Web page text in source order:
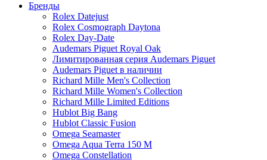
Бренды
Rolex Datejust
Rolex Cosmograph Daytona
Rolex Day-Date
Audemars Piguet Royal Oak
Лимитированная серия Audemars Piguet
Audemars Piguet в наличии
Richard Mille Men's Collection
Richard Mille Women's Collection
Richard Mille Limited Editions
Hublot Big Bang
Hublot Classic Fusion
Omega Seamaster
Omega Aqua Terra 150 M
Omega Constellation